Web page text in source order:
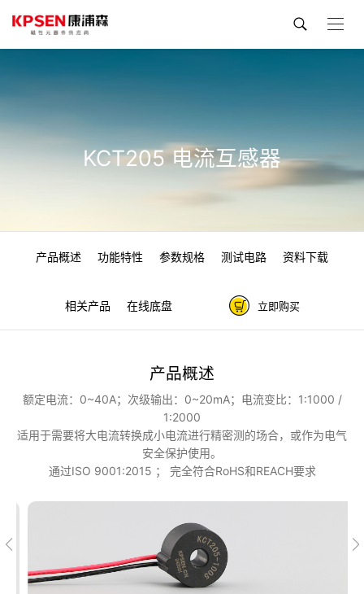
KCT205 电流互感器
产品概述 功能特性 参数规格 测试电路 资料下载
相关产品 在线底盘 立即购买
产品概述
额定电流：0~40A；次级输出：0~20mA；电流变比：1:1000 /
1:2000
适用于需要将大电流转换成小电流进行精密测的场合，或作为电气
安全保护使用。
通过ISO 9001:2015 ； 完全符合RoHS和REACH要求